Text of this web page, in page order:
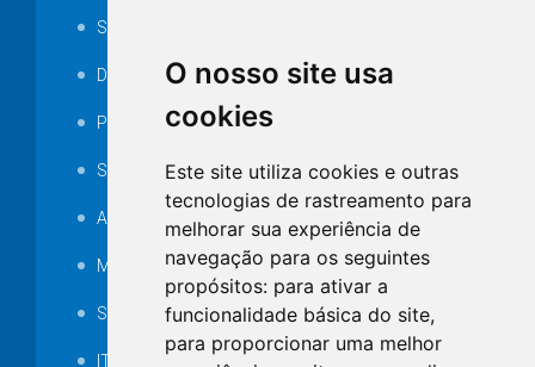
O nosso site usa
cookies
Este site utiliza cookies e outras
tecnologias de rastreamento para
melhorar sua experiência de
navegação para os seguintes
propósitos: para ativar a
funcionalidade básica do site,
para proporcionar uma melhor
Serviços ISS-E
Decretos
Portarias
SAMAE
Audiência pública
MANUTENÇÃO DE ILUMINAÇÃO PÚBLICA
Serviços Técnicos TI
ITR